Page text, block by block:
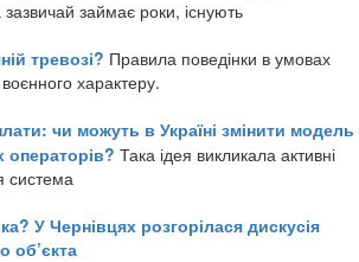
займає роки, існують
тревозі? Правила поведінки в умовах
характеру.
чи можуть в Україні змінити модель
операторів? Така ідея викликала активні
система
У Чернівцях розгорілася дискусія
об’єкта